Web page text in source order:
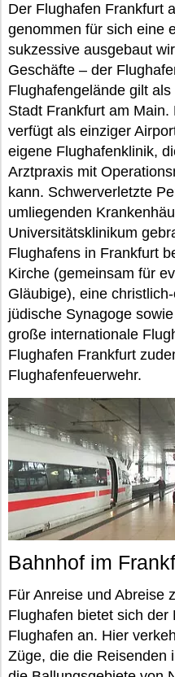
Der Flughafen Frankfurt
genommen für sich eine
sukzessive ausgebaut
Geschäfte – der
Flughafengelände gilt
Stadt Frankfurt am
verfügt als einziger
eigene Flughafenklinik,
Arztpraxis mit
kann. Schwerverletzte
umliegenden
Universitätsklinikum
Flughafens in Frankfurt
Kirche (gemeinsam für
Gläubige), eine
jüdische Synagoge
große internationale
Flughafen Frankfurt
Flughafenfeuerwehr.
Bahnhof im
Für Anreise und Abreise
Flughafen bietet sich
Flughafen an. Hier
Züge, die die Reisenden